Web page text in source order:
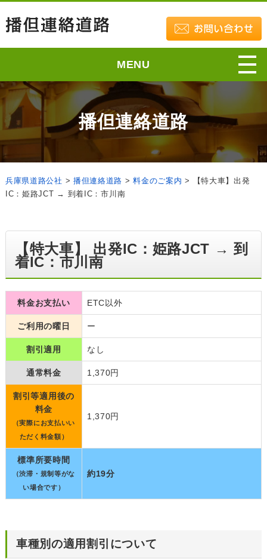
MENU
播但連絡道路
兵庫県道路公社 > 播但連絡道路 >料金のご案内 >
【特大車】出発
IC：姫路JCT → 到着IC：市川南
【特大車】 出発IC：姫路JCT → 到
着IC：市川南
料金お支払い ETC以外
ご利用の曜日 ー
割引適用 なし
通常料金 1,370円
割引等適用後の
料金
（実際にお支払いい
ただく料金額）
1,370円
標準所要時間
（渋滞・規制等がな
い場合です）
約19分
車種別の適用割引について